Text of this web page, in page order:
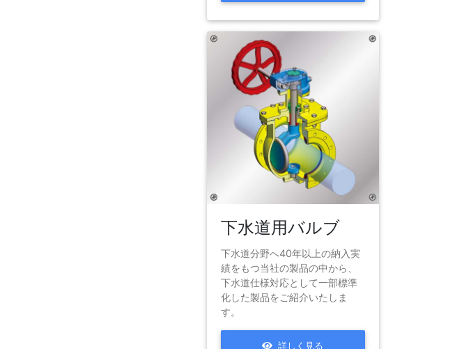
下水道用バルブ
下水道分野へ40年以上の納入実
績をもつ当社の製品の中から、
下水道仕様対応として一部標準
化した製品をご紹介いたしま
す。
詳しく見る